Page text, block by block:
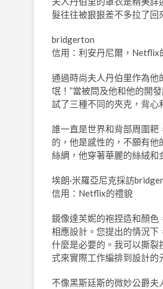
髮往往被狠狠差不多拉了回
bridgerton
信用：利安丹尼爾，Netflix
通過時尚夫人丹伯里作為他
氓！”當被問及他和他的開
試了三種不同的夾克，背心
誰一直是世界和背部周圍耙
的，他是感性的，不願有
絲綢，他穿著華麗的絲絨和
埃朗·米羅亞尼克採訪
信用：Netflix的禮貌
鏡像達芙妮的袍捏造和顏色
相應設計。您提出的情況下
什麼是必要的。我可以撕裂
式來實際工作編排到設計的
不像黑斯廷斯的微妙公爵